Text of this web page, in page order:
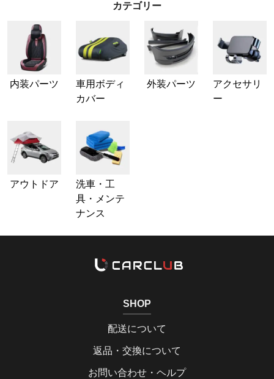
カテゴリー
内装パーツ
車用ボディ
カバー
外装パーツ
アクセサリ
ー
アウトドア
洗車・工
具・メンテ
ナンス
SHOP
配送について
返品・交換について
お問い合わせ・ヘルプ